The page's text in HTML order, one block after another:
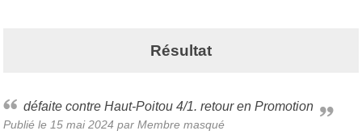
Résultat
défaite contre Haut-Poitou 4/1. retour en Promotion
Publié le 15 mai 2024 par Membre masqué